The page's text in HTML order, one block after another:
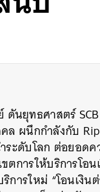
นยุทธศาสตร์
ล ผนึกกำลังกับ
ระดับโลก ต่อยอด
การให้บริการโอ
รใหม่ “โอนเงินต่